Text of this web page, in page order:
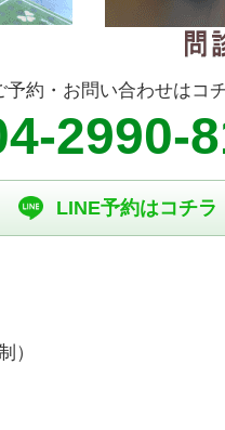
予約・お問い合わせはコ
2990-
LINE予約はコチラ
）